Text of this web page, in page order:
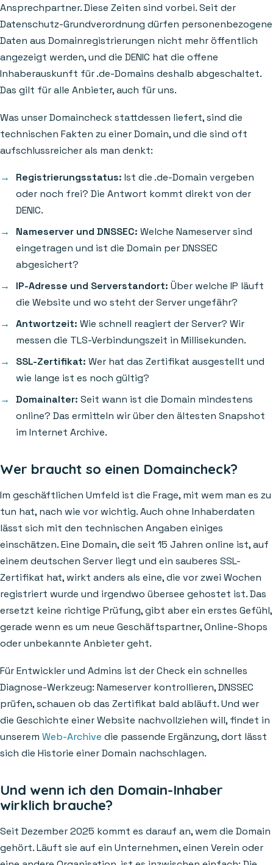
Ansprechpartner. Diese Zeiten sind vorbei. Seit der
Datenschutz-Grundverordnung dürfen personenbezogene
Daten aus Domainregistrierungen nicht mehr öffentlich
angezeigt werden, und die DENIC hat die offene
Inhaberauskunft für .de-Domains deshalb abgeschaltet.
Das gilt für alle Anbieter, auch für uns.
Was unser Domaincheck stattdessen liefert, sind die
technischen Fakten zu einer Domain, und die sind oft
aufschlussreicher als man denkt:
Registrierungsstatus: Ist die .de-Domain vergeben
oder noch frei? Die Antwort kommt direkt von der
DENIC.
Nameserver und DNSSEC: Welche Nameserver sind
eingetragen und ist die Domain per DNSSEC
abgesichert?
IP-Adresse und Serverstandort: Über welche IP läuft
die Website und wo steht der Server ungefähr?
Antwortzeit: Wie schnell reagiert der Server? Wir
messen die TLS-Verbindungszeit in Millisekunden.
SSL-Zertifikat: Wer hat das Zertifikat ausgestellt und
wie lange ist es noch gültig?
Domainalter: Seit wann ist die Domain mindestens
online? Das ermitteln wir über den ältesten Snapshot
im Internet Archive.
Wer braucht so einen Domaincheck?
Im geschäftlichen Umfeld ist die Frage, mit wem man es zu
tun hat, nach wie vor wichtig. Auch ohne Inhaberdaten
lässt sich mit den technischen Angaben einiges
einschätzen. Eine Domain, die seit 15 Jahren online ist, auf
einem deutschen Server liegt und ein sauberes SSL-
Zertifikat hat, wirkt anders als eine, die vor zwei Wochen
registriert wurde und irgendwo übersee gehostet ist. Das
ersetzt keine richtige Prüfung, gibt aber ein erstes Gefühl,
gerade wenn es um neue Geschäftspartner, Online-Shops
oder unbekannte Anbieter geht.
Für Entwickler und Admins ist der Check ein schnelles
Diagnose-Werkzeug: Nameserver kontrollieren, DNSSEC
prüfen, schauen ob das Zertifikat bald abläuft. Und wer
die Geschichte einer Website nachvollziehen will, findet in
unserem Web-Archive die passende Ergänzung, dort lässt
sich die Historie einer Domain nachschlagen.
Und wenn ich den Domain-Inhaber
wirklich brauche?
Seit Dezember 2025 kommt es darauf an, wem die Domain
gehört. Läuft sie auf ein Unternehmen, einen Verein oder